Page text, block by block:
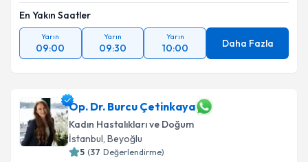
En Yakın Saatler
Yarın
09:00
Yarın
09:30
Yarın
10:00 Daha Fazla
Op. Dr. Burcu Çetinkaya
Kadın Hastalıkları ve Doğum
İstanbul, Beyoğlu
5 (37 Değerlendirme)